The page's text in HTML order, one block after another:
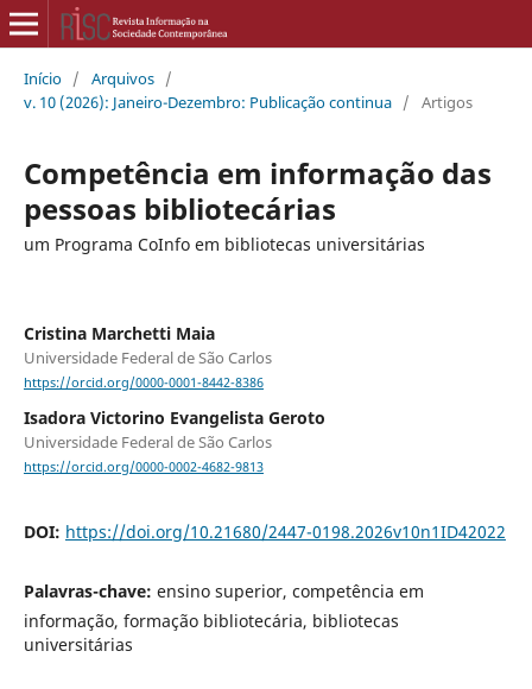
Início / Arquivos /
v. 10 (2026): Janeiro-Dezembro: Publicação continua / Artigos
Competência em informação das
pessoas bibliotecárias
um Programa CoInfo em bibliotecas universitárias
Cristina Marchetti Maia
Universidade Federal de São Carlos
https://orcid.org/0000-0001-8442-8386
Isadora Victorino Evangelista Geroto
Universidade Federal de São Carlos
https://orcid.org/0000-0002-4682-9813
DOI: https://doi.org/10.21680/2447-0198.2026v10n1ID42022
Palavras-chave: ensino superior, competência em
informação, formação bibliotecária, bibliotecas
universitárias